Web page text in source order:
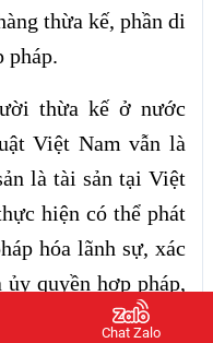
thừa kế, phần di
pháp.
thừa kế ở nước
Việt Nam vẫn là
là tài sản tại Việt
hiện có thể phát
hóa lãnh sự, xác
quyền hợp pháp,
của hồ sơ và tránh
Chat Zalo